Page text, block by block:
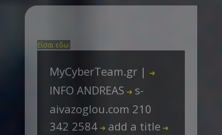
Είσαι εδω:
MyCyberTeam.gr | ➜
INFO ANDREAS ➜ s-
aivazoglou.com 210
342 2584 ➜ add a title ➜